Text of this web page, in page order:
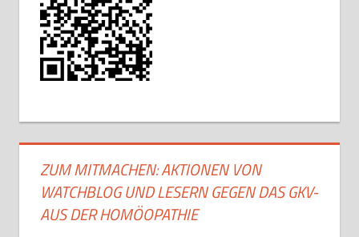
ZUM MITMACHEN: AKTIONEN VON
WATCHBLOG UND LESERN GEGEN DAS GKV-
AUS DER HOMÖOPATHIE